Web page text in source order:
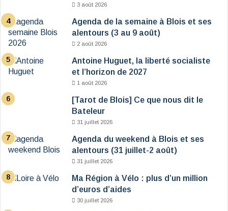
3 août 2026
Agenda de la semaine à Blois et ses
alentours (3 au 9 août)
2 août 2026
Antoine Huguet, la liberté socialiste
et l’horizon de 2027
1 août 2026
[Tarot de Blois] Ce que nous dit le
Bateleur
31 juillet 2026
Agenda du weekend à Blois et ses
alentours (31 juillet-2 août)
31 juillet 2026
Ma Région à Vélo : plus d’un million
d’euros d’aides
30 juillet 2026